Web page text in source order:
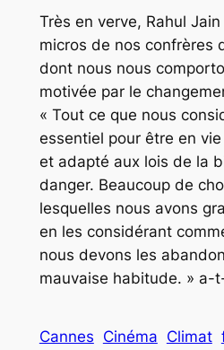
Très en verve, Rahul
micros de nos confrères
dont nous nous
motivée par le
« Tout ce que nous
essentiel pour être en
et adapté aux lois de la
danger. Beaucoup de
lesquelles nous avons
en les considérant
nous devons les
mauvaise habitude. » a-
Cannes Cinéma Climat